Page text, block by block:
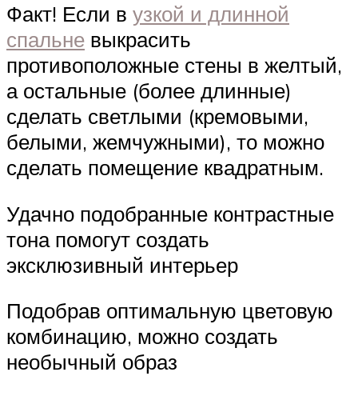
Факт! Если в узкой и длинной
спальне выкрасить
противоположные стены в желтый,
а остальные (более длинные)
сделать светлыми (кремовыми,
белыми, жемчужными), то можно
сделать помещение квадратным.
Удачно подобранные контрастные
тона помогут создать
эксклюзивный интерьер
Подобрав оптимальную цветовую
комбинацию, можно создать
необычный образ